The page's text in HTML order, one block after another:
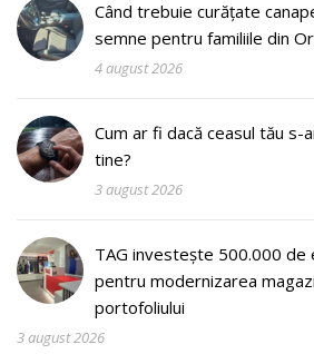
Când trebuie curățate
semne pentru familiile din
4 august 2026
Cum ar fi dacă ceasul tău s-
tine?
3 august 2026
TAG investește 500.000 de
pentru modernizarea
portofoliului
3 august 2026